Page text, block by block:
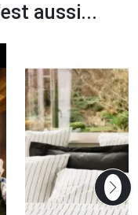
aussi...